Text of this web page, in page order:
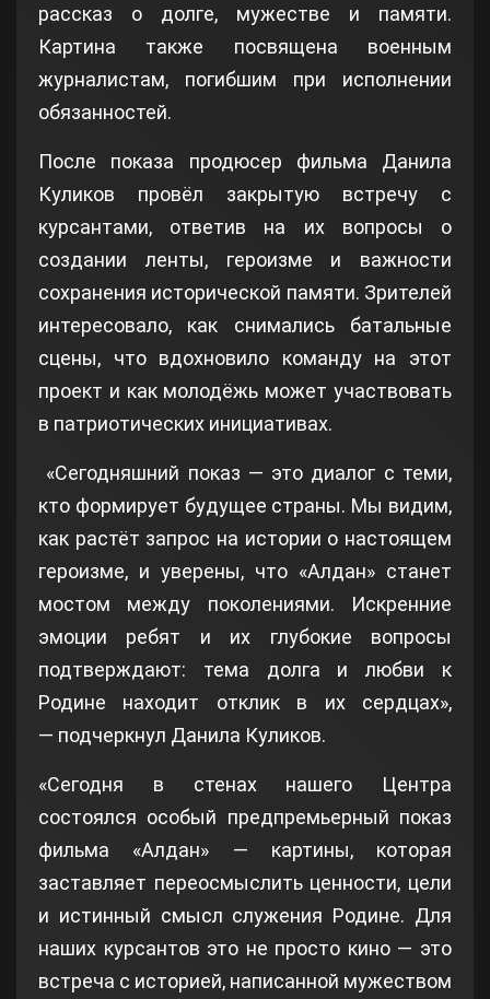
рассказ о долге, мужестве и памяти.
Картина также посвящена военным
журналистам, погибшим при исполнении
обязанностей.
После показа продюсер фильма Данила
Куликов провёл закрытую встречу с
курсантами, ответив на их вопросы о
создании ленты, героизме и важности
сохранения исторической памяти. Зрителей
интересовало, как снимались батальные
сцены, что вдохновило команду на этот
проект и как молодёжь может участвовать
в патриотических инициативах.
«Сегодняшний показ — это диалог с теми,
кто формирует будущее страны. Мы видим,
как растёт запрос на истории о настоящем
героизме, и уверены, что «Алдан» станет
мостом между поколениями. Искренние
эмоции ребят и их глубокие вопросы
подтверждают: тема долга и любви к
Родине находит отклик в их сердцах»,
— подчеркнул Данила Куликов.
«Сегодня в стенах нашего Центра
состоялся особый предпремьерный показ
фильма «Алдан» — картины, которая
заставляет переосмыслить ценности, цели
и истинный смысл служения Родине. Для
наших курсантов это не просто кино — это
встреча с историей, написанной мужеством